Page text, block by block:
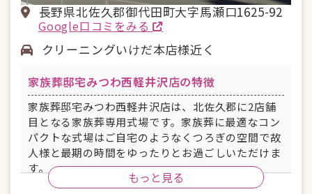
長野県北佐久郡御代田町大字馬瀬口1625-92
Google口コミをみる
クリーニングいけだ本店様近く
家族葬邸宅みつわ西軽井沢店の特徴
家族葬邸宅みつわ西軽井沢店は、北佐久郡に2店舗
目となる家族葬専用式場です。家族葬に最適なコン
パクトな式場はご自宅のようなくつろぎの空間で故
人様と最期の時間をゆったりとお過ごしいただけま
す。
もっと見る